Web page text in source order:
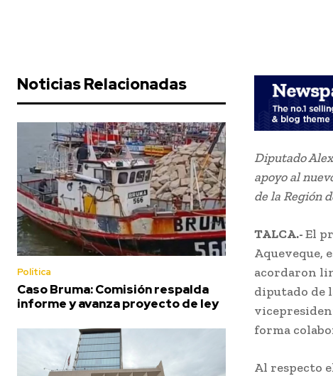
Noticias Relacionadas
Política
Caso Bruma: Comisión respalda
informe y avanza proyecto de ley
Diputado
apoyo al
de la Región
TALCA.-El
Aqueveque,
acordaron
diputado de
forma
Al respecto